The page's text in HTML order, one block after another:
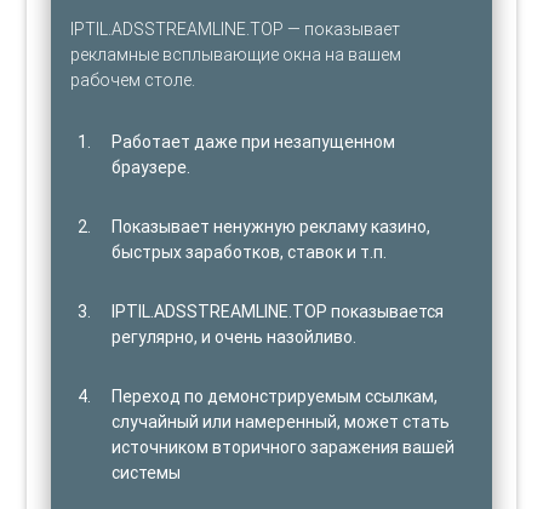
IPTIL.ADSSTREAMLINE.TOP — показывает
рекламные всплывающие окна на вашем
рабочем столе.
Работает даже при незапущенном
браузере.
Показывает ненужную рекламу казино,
быстрых заработков, ставок и т.п.
IPTIL.ADSSTREAMLINE.TOP показывается
регулярно, и очень назойливо.
Переход по демонстрируемым ссылкам,
случайный или намеренный, может стать
источником вторичного заражения вашей
системы